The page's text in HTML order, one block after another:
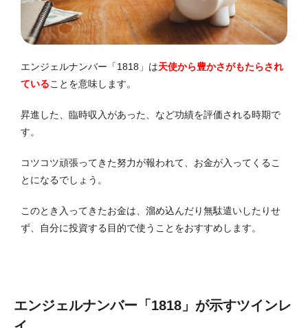
エンジェルナンバー「1818」は天使から豊かさがもたらされ
ていることを意味します。
昇進した、臨時収入があった、など功績を評価される時期で
す。
コツコツ頑張ってきた努力が報われて、お金が入ってくるこ
とになるでしょう。
このとき入ってきたお金は、溜め込んだり無駄遣いしたりせ
ず、自分に投資する目的で使うことをおすすめします。
エンジェルナンバー「1818」が示すツインレ